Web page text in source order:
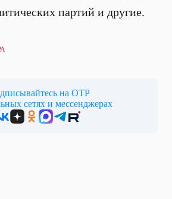
партий и другие.
на ОТР
сетях и мессенджерах